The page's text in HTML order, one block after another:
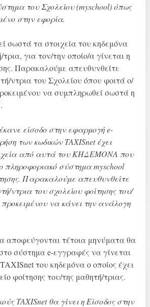
του Σχολείου (myschοol) όπως
στην εφορία.
σωστά τα στοιχεία του κηδεμόνα
για τον/την οποίο/α γίνεται η
Παρακαλούμε απευθυνθείτε
ντρια του Σχολείου όπου φοιτά ο/
να συμπληρωθεί σωστά η
είσοδο στην εφαρμογή e-
των κωδικών TAXISnet έχει
από αυτά του ΚΗΔΕΜΟΝΑ που
πληροφοριακό σύστημα myschool
Παρακαλούμε απευθυνθείτε
ντρια του σχολείου φοίτησης του/
προκειμένου να κάνει την ανάλογη
τέτοια μηνύματα θα
σύστημα e-εγγραφές να γίνεται
του κηδεμόνα ο οποίος έχει
φοίτησης του/της μαθητή/τριας.
TAXISnet θα γίνει η Είσοδος στην